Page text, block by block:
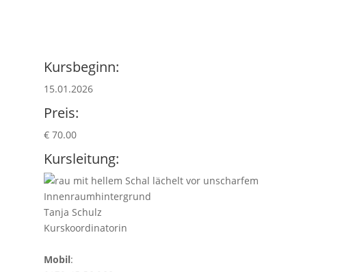
Kursbeginn:
15.01.2026
Preis:
€ 70.00
Kursleitung:
Tanja Schulz
Kurskoordinatorin
Mobil: